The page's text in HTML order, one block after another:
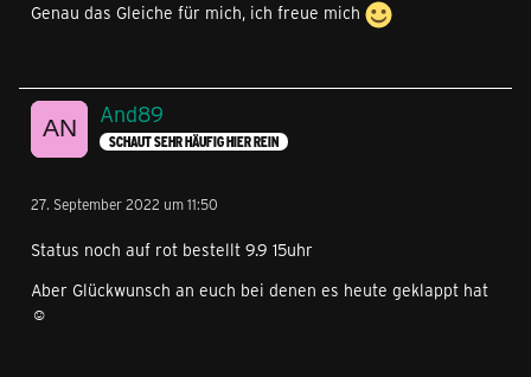
Genau das Gleiche für mich, ich freue mich
And89
SCHAUT SEHR HÄUFIG HIER REIN
27. September 2022 um 11:50
Status noch auf rot bestellt 9.9 15uhr
Aber Glückwunsch an euch bei denen es heute geklappt hat
☺️